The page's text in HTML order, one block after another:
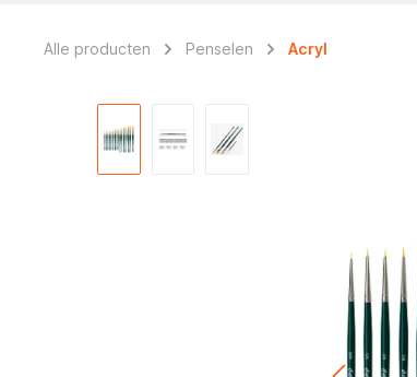
Alle producten Penselen Acryl